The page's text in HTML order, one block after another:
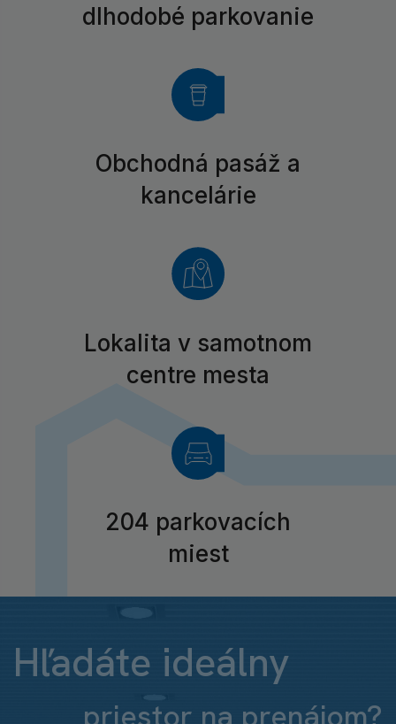
dlhodobé parkovanie
Obchodná pasáž a
kancelárie
Lokalita v samotnom
centre mesta
204 parkovacích
miest
Hľadáte ideálny
priestor na prenájom?